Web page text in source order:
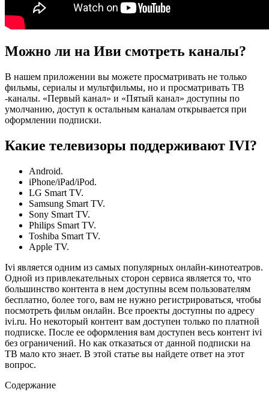
Можно ли на Иви смотреть каналы?
В нашем приложении вы можете просматривать не только
фильмы, сериалы и мультфильмы, но и просматривать ТВ
-каналы. «Первый канал» и «Пятый канал» доступны по
умолчанию, доступ к остальным каналам открывается при
оформлении подписки.
Какие телевизоры поддерживают IVI?
Android.
iPhone/iPad/iPod.
LG Smart TV.
Samsung Smart TV.
Sony Smart TV.
Philips Smart TV.
Toshiba Smart TV.
Apple TV.
Ivi является одним из самых популярных онлайн-кинотеатров.
Одной из привлекательных сторон сервиса является то, что
большинство контента в нем доступны всем пользователям
бесплатно, более того, вам не нужно регистрироваться, чтобы
посмотреть фильм онлайн. Все проекты доступны по адресу
ivi.ru. Но некоторый контент вам доступен только по платной
подписке. После ее оформления вам доступен весь контент ivi
без ограничений. Но как отказаться от данной подписки на
ТВ мало кто знает. В этой статье вы найдете ответ на этот
вопрос.
Содержание